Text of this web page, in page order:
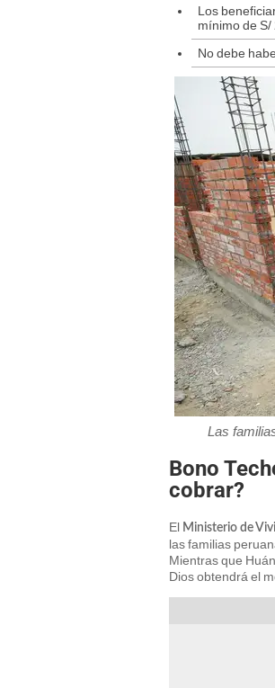
Los
mínimo de S/
No debe
Las
Bono
cobrar?
El Ministerio de
las familias
Mientras que
Dios obtendrá el